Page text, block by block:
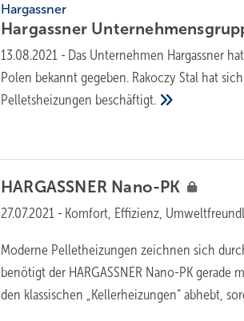
Hargassner
Hargassner
13.08.2021 - Das Unternehmen Hargassner
Polen bekannt gegeben. Rakoczy Stal hat
Pelletsheizungen beschäftigt.
HARGASSNER Nano-PK
27.07.2021 - Komfort, Effizienz,
Moderne Pelletheizungen zeichnen sich
benötigt der HARGASSNER Nano-PK
den klassischen „Kellerheizungen“ abhebt,